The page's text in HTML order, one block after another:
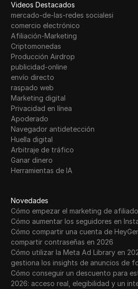
Videos Destacados
mercado-de-las-redes socialesi
comercio electrónico
Afiliación-Marketing
Criptomonedas
Producción Airdrop
publicidad-online
envío directo
raspado web
Marketing digital
Privacidad en línea
Apoderado
Navegador antidetección
Huella digital
Arbitraje de tráfico
Ganar dinero
Herramientas de IA
Novedades
Cómo empezar el marketing de
Cómo aumentar los seguidores en
Cómo compartir una cuenta de
compartir contraseñas en 2026
Cómo utilizar la Meta Ad Library en
gestiona los insights de anuncios de
Cómo conseguir un descuento para
2026: acceso real, elegibilidad y un